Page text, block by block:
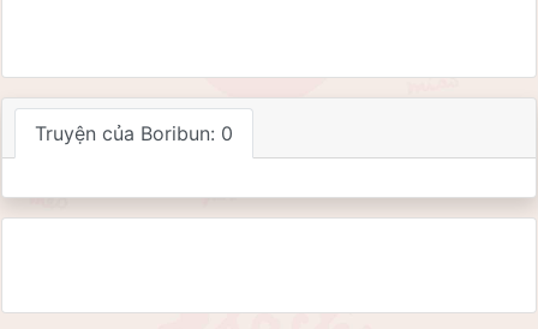
Truyện của Boribun: 0